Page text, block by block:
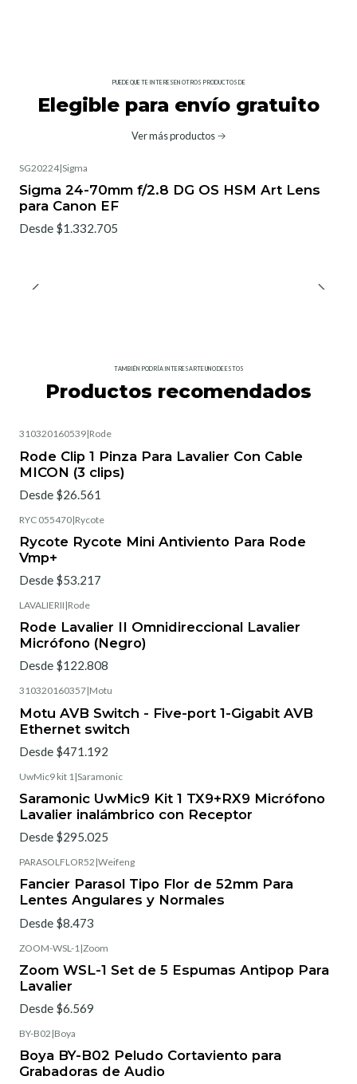
PUEDE QUE TE INTERESEN OTROS PRODUCTOS DE
Elegible para envío gratuito
Ver más productos
SG20224|Sigma
Sigma 24-70mm f/2.8 DG OS HSM Art Lens
para Canon EF
Desde $1.332.705
TAMBIÉN PODRÍA INTERESARTE UNO DE ESTOS
Productos recomendados
310320160539|Rode
Rode Clip 1 Pinza Para Lavalier Con Cable
MICON (3 clips)
Desde $26.561
RYC 055470|Rycote
Rycote Rycote Mini Antiviento Para Rode
Vmp+
Desde $53.217
LAVALIERII |Rode
Rode Lavalier II Omnidireccional Lavalier
Micrófono (Negro)
Desde $122.808
310320160357|Motu
Motu AVB Switch - Five-port 1-Gigabit AVB
Ethernet switch
Desde $471.192
UwMic9 kit 1 |Saramonic
Saramonic UwMic9 Kit 1 TX9+RX9 Micrófono
Lavalier inalámbrico con Receptor
Desde $295.025
PARASOLFLOR52 |Weifeng
Fancier Parasol Tipo Flor de 52mm Para
Lentes Angulares y Normales
Desde $8.473
ZOOM-WSL-1 |Zoom
Zoom WSL-1 Set de 5 Espumas Antipop Para
Lavalier
Desde $6.569
BY-B02 |Boya
Boya BY-B02 Peludo Cortaviento para
Grabadoras de Audio